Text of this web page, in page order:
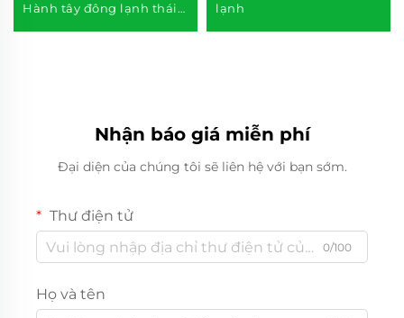
Hành tây đông lạnh thái
lát, Rau củ đông lạnh tươi
lạnh
Nhận báo giá miễn phí
Đại diện của chúng tôi sẽ liên hệ với bạn sớm.
Thư điện tử
0/100
Họ và tên